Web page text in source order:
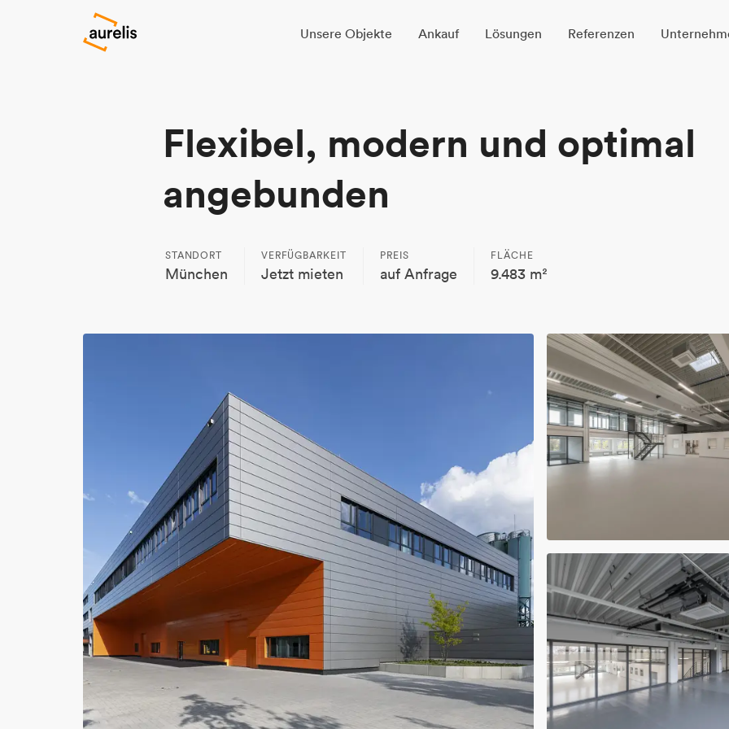
Unsere Objekte Ankauf Lösungen Referenzen
Flexibel, modern und optimal
angebunden
STANDORT
München
VERFÜGBARKEIT
Jetzt mieten
PREIS
auf Anfrage
FLÄCHE
9.483 m²